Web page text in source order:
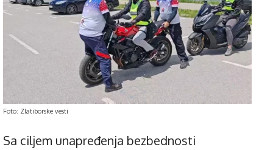
Foto: Zlatiborske vesti
Sa ciljem unapređenja bezbednosti